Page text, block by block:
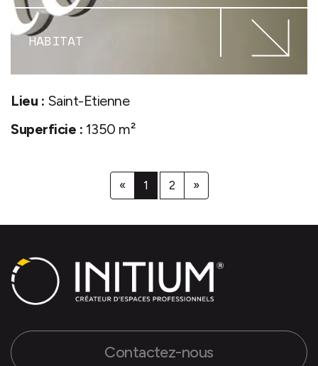
HABITAT
Lieu : Saint-Etienne
Superficie : 1350 m²
« 1 2 »
Contactez-nous